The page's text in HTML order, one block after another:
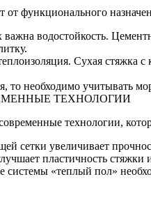
от функционального
водостойкость.
Сухая стяжка
то необходимо учитывать
ТЕХНОЛОГИИ
технологии,
сетки увеличивает
пластичность стяжки
«теплый пол»